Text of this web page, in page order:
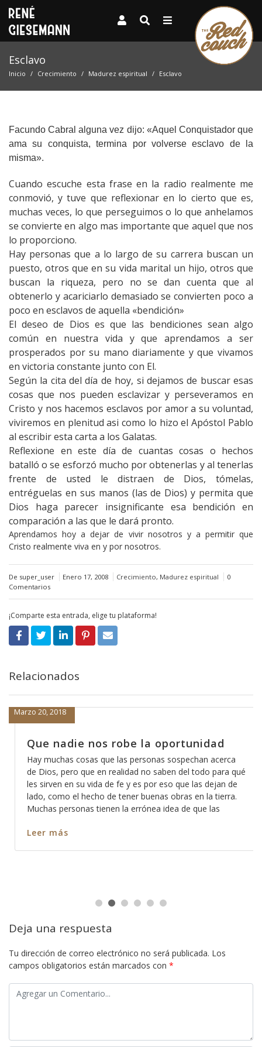
Esclavo
Inicio Crecimiento Madurez espiritual Esclavo
Facundo Cabral alguna vez dijo: «Aquel Conquistador que
ama su conquista, termina por volverse esclavo de la
misma».
Cuando escuche esta frase en la radio realmente me
conmovió, y tuve que reflexionar en lo cierto que es,
muchas veces, lo que perseguimos o lo que anhelamos
se convierte en algo mas importante que aquel que nos
lo proporciono.
Hay personas que a lo largo de su carrera buscan un
puesto, otros que en su vida marital un hijo, otros que
buscan la riqueza, pero no se dan cuenta que al
obtenerlo y acariciarlo demasiado se convierten poco a
poco en esclavos de aquella «bendición»
El deseo de Dios es que las bendiciones sean algo
común en nuestra vida y que aprendamos a ser
prosperados por su mano diariamente y que vivamos
en victoria constante junto con El.
Según la cita del día de hoy, si dejamos de buscar esas
cosas que nos pueden esclavizar y perseveramos en
Cristo y nos hacemos esclavos por amor a su voluntad,
viviremos en plenitud asi como lo hizo el Apóstol Pablo
al escribir esta carta a los Galatas.
Reflexione en este día de cuantas cosas o hechos
batalló o se esforzó mucho por obtenerlas y al tenerlas
frente de usted le distraen de Dios, tómelas,
entréguelas en sus manos (las de Dios) y permita que
Dios haga parecer insignificante esa bendición en
comparación a las que le dará pronto.
Aprendamos hoy a dejar de vivir nosotros y a permitir que
Cristo realmente viva en y por nosotros.
De super_user Enero 17, 2008 Crecimiento, Madurez espiritual
0
Comentarios
¡Comparte esta entrada, elige tu plataforma!
Relacionados
Que nadie nos robe la oportunidad
Marzo 20, 2018
Hay muchas cosas que las personas sospechan acerca
de Dios, pero que en realidad no saben del todo para qué
les sirven en su vida de fe y es por eso que las dejan de
lado, como el hecho de tener buenas obras en la tierra.
Muchas personas tienen la errónea idea de que las
Leer más
Deja una respuesta
Tu dirección de correo electrónico no será publicada. Los
campos obligatorios están marcados con *